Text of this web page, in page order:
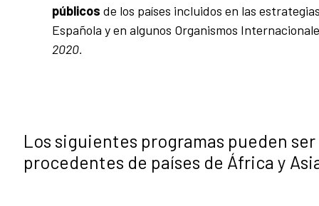
públicos de los países incluidos en las
Española y en algunos Organismos
2020.
Los siguientes programas pueden
procedentes de países de África y